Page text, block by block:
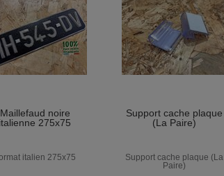
Maillefaud noire
italienne 275x75
italien 275x75
Support cache plaque
(La Paire)
Support cache plaque (La
Paire)